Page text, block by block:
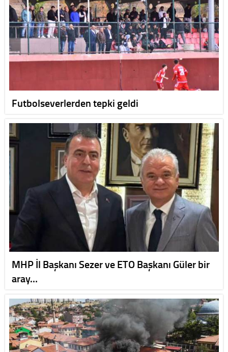
Futbolseverlerden tepki geldi
MHP İl Başkanı Sezer ve ETO Başkanı Güler bir
aray…